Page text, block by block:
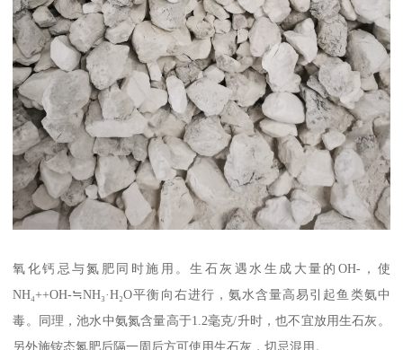
氧化钙忌与氮肥同时施用。生石灰遇水生成大量的OH-，使
NH₄++OH-≒NH₃·H₂O平衡向右进行，氨水含量高易引起鱼类氨中
毒。同理，池水中氨氮含量高于1.2毫克/升时，也不宜放用生石灰。
另外施铵态氮肥后隔一周后方可使用生石灰，切忌混用。